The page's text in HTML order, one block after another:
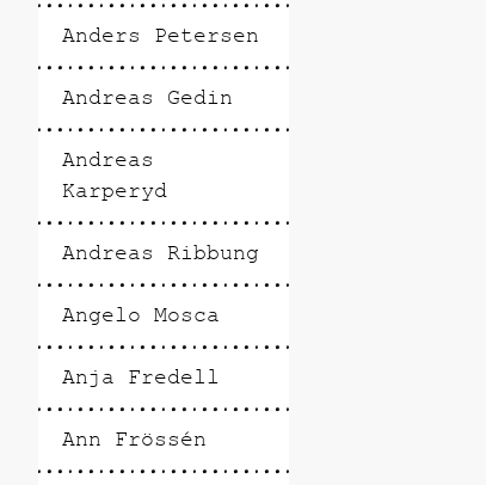
Anders Petersen
Andreas Gedin
Andreas
Karperyd
Andreas Ribbung
Angelo Mosca
Anja Fredell
Ann Frössén